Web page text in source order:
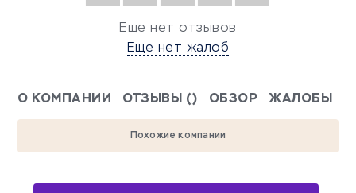
Еще нет отзывов
Еще нет жалоб
О КОМПАНИИ ОТЗЫВЫ () ОБЗОР ЖАЛОБЫ
Похожие компании